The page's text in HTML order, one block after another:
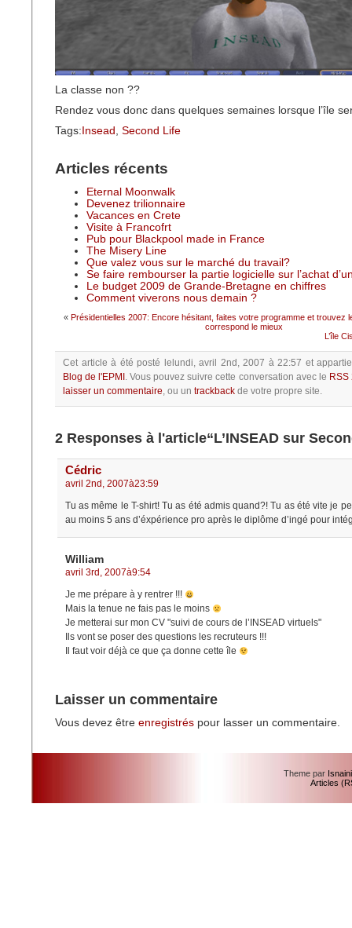
La classe non ??
Rendez vous donc dans quelques semaines lorsque l’île
Tags: Insead Second Life
Articles récents
Eternal Moonwalk
Devenez trilionnaire
Vacances en Crete
Visite à Francofrt
Pub pour Blackpool made in France
The Misery Line
Que valez vous sur le marché du travail?
Se faire rembourser la partie logicielle sur l’achat
Le budget 2009 de Grande-Bretagne en chiffres
Comment viverons nous demain ?
« Présidentielles 2007: Encore hésitant, faites votre programme et trouvez
correspond le mieux
L’île
Cet article à été posté lelundi, avril 2nd, 2007 à 22:57 et
Blog de l'EPMI .Vous pouvez suivre cette conversation avec le RSS
laisser un commentaire, ou un trackback de votre propre site.
2 Responses à l'article“L’INSEAD sur
Cédric
avril 2nd, 2007à23:59
Tu as même le T-shirt! Tu as été admis quand?! Tu as été vite je
au moins 5 ans d’éxpérience pro après le diplôme d’ingé pour
William
avril 3rd, 2007à9:54
Je me prépare à y rentrer !!!
Mais la tenue ne fais pas le moins
Je metterai sur mon CV "suivi de cours de l’INSEAD virtuels"
Ils vont se poser des questions les recruteurs !!!
Il faut voir déjà ce que ça donne cette île
Laisser un commentaire
Vous devez être enregistrés pour lasser un commentaire.
Theme par
Articles